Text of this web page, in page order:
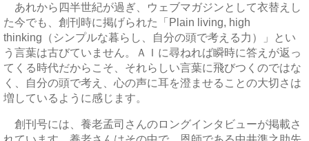
あれから四半世紀が過ぎ、ウェブマガジンとして衣替えし
た今でも、創刊時に掲げられた「Plain living, high
thinking（シンプルな暮らし、自分の頭で考える力）」とい
う言葉は古びていません。ＡＩに尋ねれば瞬時に答えが返っ
てくる時代だからこそ、それらしい言葉に飛びつくのではな
く、自分の頭で考え、心の声に耳を澄ませることの大切さは
増しているように感じます。
創刊号には、養老孟司さんのロングインタビューが掲載さ